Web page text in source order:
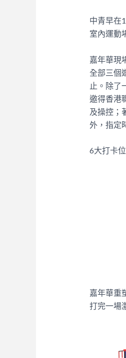
中青早在
室內運動
嘉年華現
全部三個
止。除了
邀得香港
及操控；
外，指定
6大打卡
嘉年華重
打完一場